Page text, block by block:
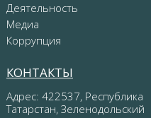
Деятельность
Медиа
Коррупция
КОНТАКТЫ
Адрес: 422537, Республика
Татарстан, Зеленодольский